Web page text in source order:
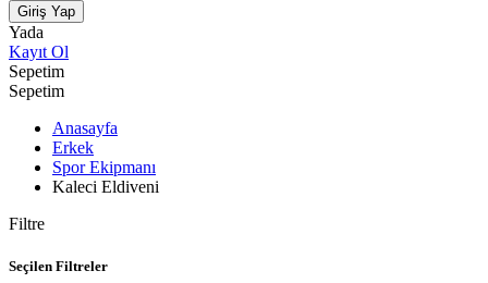
Giriş Yap
Yada
Kayıt Ol
Sepetim
Sepetim
Anasayfa
Erkek
Spor Ekipmanı
Kaleci Eldiveni
Filtre
Seçilen Filtreler